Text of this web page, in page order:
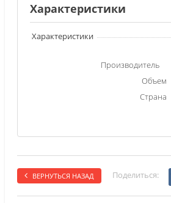
Характеристики
Характеристики
Производитель
Объем
Страна
ВЕРНУТЬСЯ НАЗАД Поделиться: